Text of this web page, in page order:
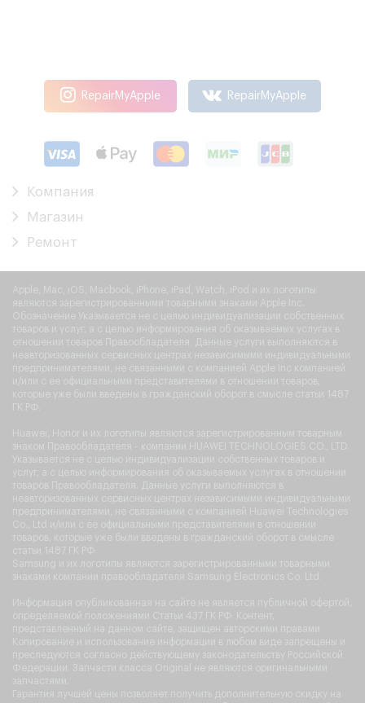
RepairMyApple RepairMyApple
Компания
Магазин
Ремонт
Apple, Mac, iOS, Macbook, iPhone, iPad, Watch, iPod и их логотипы
являются зарегистрированными товарными знаками Apple Inc.
Обозначение Указывается не с целью индивидуализации собственных
товаров и услуг, а с целью информирования об оказываемых услугах в
отношении товаров Правообладателя. Данные услуги выполняются в
неавторизованных сервисных центрах независимыми индивидуальными
предпринимателями, не связанными с компанией Apple Inc компанией
и/или с ее официальными представителями в отношении товаров,
которые уже были введены в гражданский оборот в смысле статьи 1487
ГК РФ.
Huawei, Honor и их логотипы являются зарегистрированным товарным
знаком Правообладателя - компании HUAWEI TECHNOLOGIES CO., LTD.
Указывается не с целью индивидуализации собственных товаров и
услуг, а с целью информирования об оказываемых услугах в отношении
товаров Правообладателя. Данные услуги выполняются в
неавторизованных сервисных центрах независимыми индивидуальными
предпринимателями, не связанными с компанией Huawei Technologies
Co., Ltd и/или с ее официальными представителями в отношении
товаров, которые уже были введены в гражданский оборот в смысле
статьи 1487 ГК РФ.
Samsung и их логотипы являются зарегистрированными товарными
знаками компании правообладателя Samsung Electronics Co. Ltd.
Информация опубликованная на сайте не является публичной офертой,
определяемой положениями Статьи 437 ГК РФ. Контент,
представленный на данном сайте, защищен авторскими правами.
Копирование и использование информации в любом виде запрещены и
преследуются согласно действующему законодательству Российской
Федерации. Запчасти класса Original не являются оригинальными
запчастями.
Гарантия лучшей цены позволяет получить дополнительную скидку на